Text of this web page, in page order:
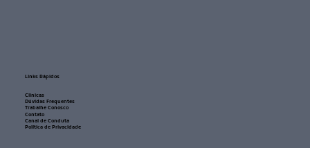
Links Rápidos
Clínicas
Dúvidas Frequentes
Trabalhe Conosco
Contato
Canal de Conduta
Política de Privacidade